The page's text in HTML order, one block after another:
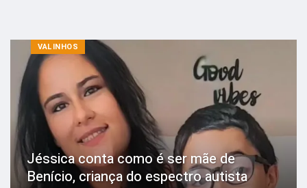
VALINHOS
Jéssica conta como é ser mãe de
Benício, criança do espectro autista